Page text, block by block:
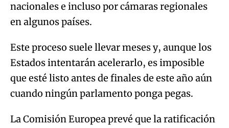
nacionales e incluso por cámaras regionales
en algunos países.
Este proceso suele llevar meses y, aunque los
Estados intentarán acelerarlo, es imposible
que esté listo antes de finales de este año aún
cuando ningún parlamento ponga pegas.
La Comisión Europea prevé que la ratificación